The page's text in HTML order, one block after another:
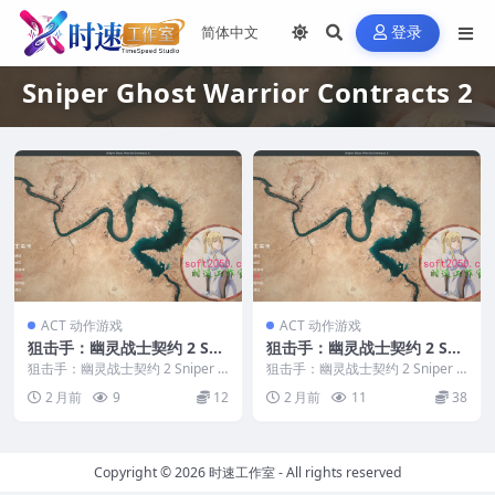
登录
Sniper Ghost Warrior Contracts 2
ACT 动作游戏
狙击手：幽灵战士契约 2 Sni
per Ghost Warrior Contra
cts 2 WIN游戏 PC电脑游戏
适配系统WINDOWS
狙击手：幽灵战士契约 2 Sniper G
2 月前 9 12
ACT 动作游戏
狙击手：幽灵战士契约 2 Sni
per Ghost Warrior Contra
cts 2 MAC游戏 苹果电脑游
戏 适配苹果OS系统macOS
狙击手：幽灵战士契约 2 Sniper G
2 月前 11 38
Copyright © 2026时速工作室- All rights reserved